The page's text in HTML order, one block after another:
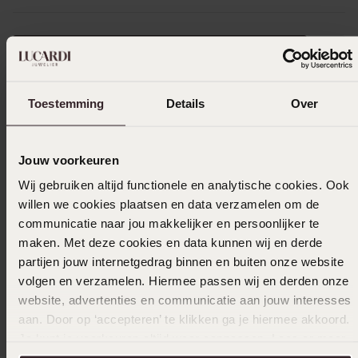
Toestemming Details Over
Jouw voorkeuren
Wij gebruiken altijd functionele en analytische cookies. Ook
willen we cookies plaatsen en data verzamelen om de
communicatie naar jou makkelijker en persoonlijker te
maken. Met deze cookies en data kunnen wij en derde
partijen jouw internetgedrag binnen en buiten onze website
volgen en verzamelen. Hiermee passen wij en derden onze
website, advertenties en communicatie aan jouw interesses
aan. Door op ‘accepteren’ te klikken ga je hiermee akkoord.
Größe auswählen und bestellen
Das könnte dir gefallen